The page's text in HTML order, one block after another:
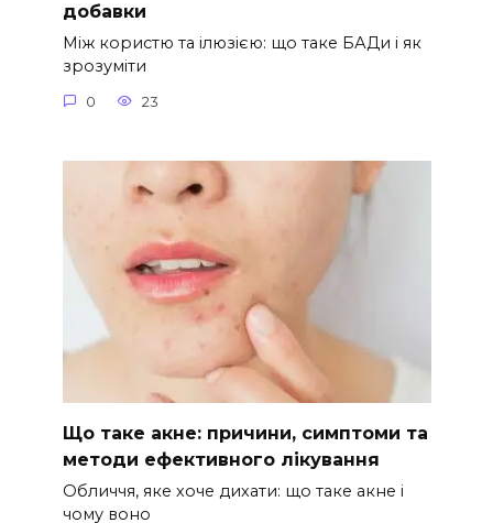
добавки
Між користю та ілюзією: що таке БАДи і як
зрозуміти
0 23
Що таке акне: причини, симптоми та
методи ефективного лікування
Обличчя, яке хоче дихати: що таке акне і
чому воно